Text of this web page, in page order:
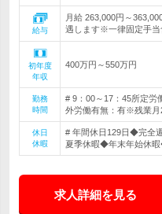
給与
月給 263,000円～
遇します※一律固定手当
初年度
年収
400万円～550万円
勤務
時間
# 9：00～17：45所定労
外労働有無：有※残業月
休日
休暇
# 年間休日129日◆完全
夏季休暇◆年末年始休
求人詳細を見る